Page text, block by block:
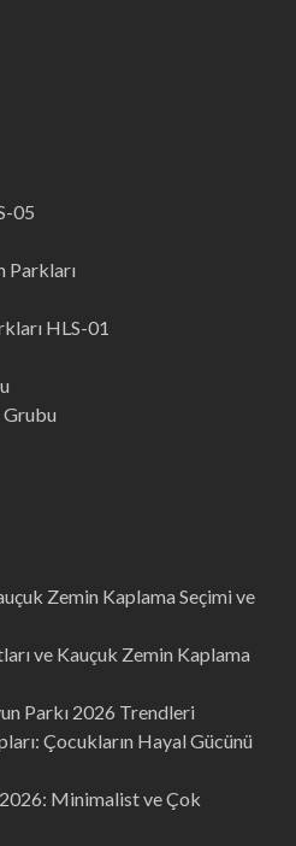
05
Parkları
HLS-01
Grubu
Zemin Kaplama Seçimi ve
ve Kauçuk Zemin Kaplama
Parkı 2026 Trendleri
Çocukların Hayal Gücünü
Minimalist ve Çok